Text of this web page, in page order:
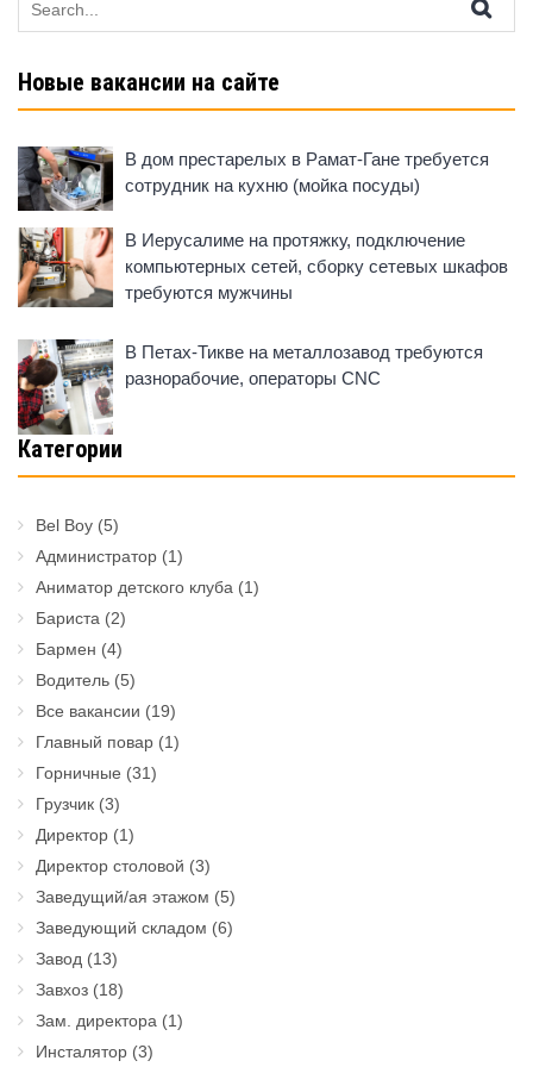
for:
Новые вакансии на сайте
В дом престарелых в Рамат-Гане требуется
сотрудник на кухню (мойка посуды)
В Иерусалиме на протяжку, подключение
компьютерных сетей, сборку сетевых шкафов
требуются мужчины
В Петах-Тикве на металлозавод требуются
разнорабочие, операторы CNC
Категории
Bel Boy (5)
Администратор (1)
Аниматор детского клуба (1)
Бариста (2)
Бармен (4)
Водитель (5)
Все вакансии (19)
Главный повар (1)
Горничные (31)
Грузчик (3)
Директор (1)
Директор столовой (3)
Заведущий/ая этажом (5)
Заведующий складом (6)
Завод (13)
Завхоз (18)
Зам. директора (1)
Инсталятор (3)